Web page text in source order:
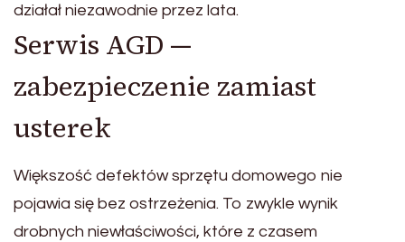
działał niezawodnie przez lata.
Serwis AGD —
zabezpieczenie zamiast
usterek
Większość defektów sprzętu domowego nie
pojawia się bez ostrzeżenia. To zwykle wynik
drobnych niewłaściwości, które z czasem